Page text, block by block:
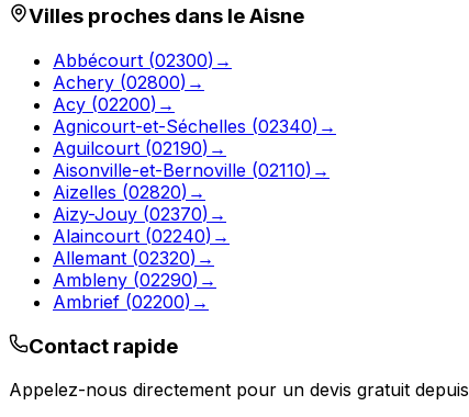
Villes proches dans leAisne
Abbécourt (02300) →
Achery (02800) →
Acy (02200) →
Agnicourt-et-Séchelles (02340) →
Aguilcourt (02190) →
Aisonville-et-Bernoville (02110) →
Aizelles (02820) →
Aizy-Jouy (02370) →
Alaincourt (02240) →
Allemant (02320) →
Ambleny (02290) →
Ambrief (02200) →
Contact rapide
Appelez-nous directement pour un devis gratuit depuis